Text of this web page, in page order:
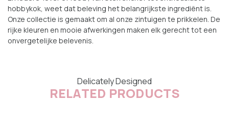
hobbykok, weet dat beleving het belangrijkste ingrediënt is.
Onze collectie is gemaakt om al onze zintuigen te prikkelen. De
rijke kleuren en mooie afwerkingen maken elk gerecht tot een
onvergetelijke belevenis.
Delicately Designed
RELATED PRODUCTS